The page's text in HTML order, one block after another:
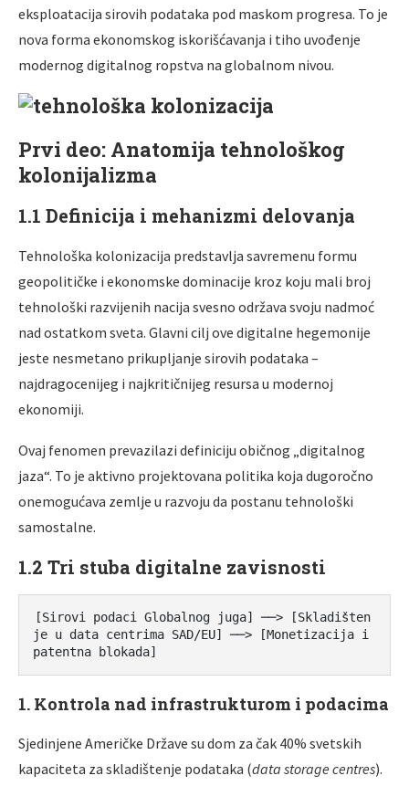
eksploatacija sirovih podataka pod maskom progresa. To je
nova forma ekonomskog iskorišćavanja i tiho uvođenje
modernog digitalnog ropstva na globalnom nivou.
Prvi deo: Anatomija tehnološkog
kolonijalizma
1.1 Definicija i mehanizmi delovanja
Tehnološka kolonizacija predstavlja savremenu formu
geopolitičke i ekonomske dominacije kroz koju mali broj
tehnološki razvijenih nacija svesno održava svoju nadmoć
nad ostatkom sveta. Glavni cilj ove digitalne hegemonije
jeste nesmetano prikupljanje sirovih podataka –
najdragocenijeg i najkritičnijeg resursa u modernoj
ekonomiji.
Ovaj fenomen prevazilazi definiciju običnog „digitalnog
jaza“. To je aktivno projektovana politika koja dugoročno
onemogućava zemlje u razvoju da postanu tehnološki
samostalne.
1.2 Tri stuba digitalne zavisnosti
[Sirovi podaci Globalnog juga] ──> [Skladišten
je u data centrima SAD/EU] ──> [Monetizacija i
1. Kontrola nad infrastrukturom i podacima
Sjedinjene Američke Države su dom za čak 40% svetskih
kapaciteta za skladištenje podataka (data storage centres).